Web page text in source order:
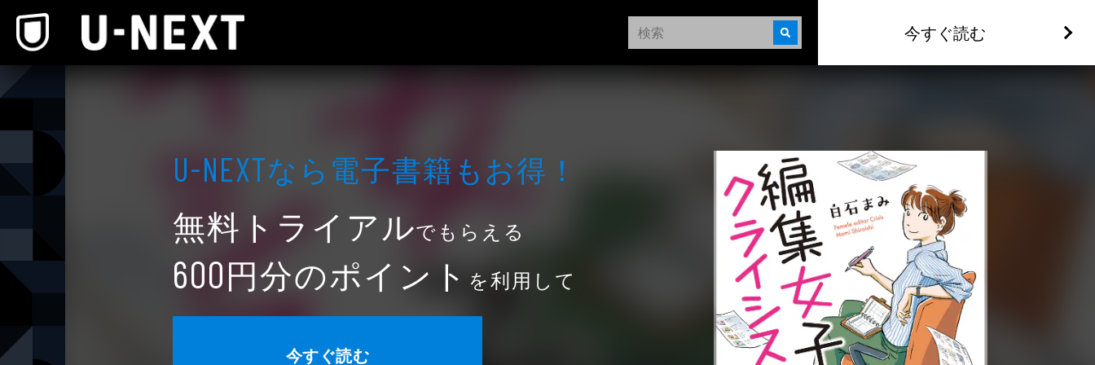
今すぐ読む
U-NEXTなら電⼦書籍もお得！
無料トライアルでもらえる
600円分のポイント を利用して
今すぐ読む